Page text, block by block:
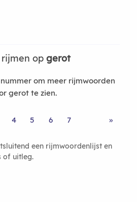
op gerot
om meer rijmwoorden
gerot te zien.
4 5 6 7 »
een rijmwoordenlijst en
of uitleg.